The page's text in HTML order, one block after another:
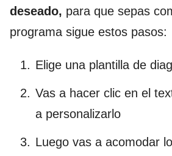
deseado, para que sepas
programa sigue estos pasos:
Elige una plantilla de
Vas a hacer clic en el
a personalizarlo
Luego vas a acomodar